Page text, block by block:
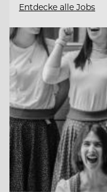
Entdecke alle Jobs